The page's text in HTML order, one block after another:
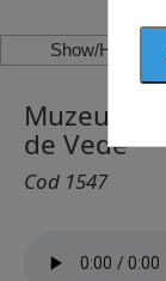
Show/Hide
Muzeul
de Vede
Cod 1547